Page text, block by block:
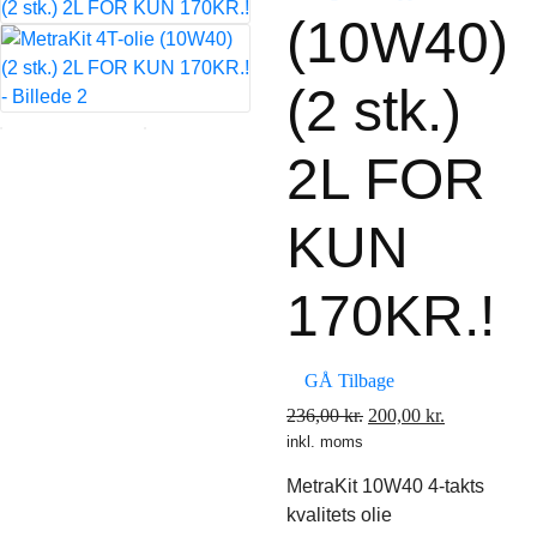
(10W40)
(2 stk.)
2L FOR
KUN
170KR.!
GÅ Tilbage
236,00kr. Den
200,00 kr.
inkl. moms
MetraKit 10W40 4-takts
kvalitets olie